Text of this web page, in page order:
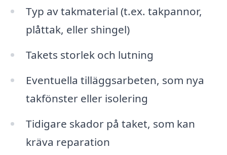
Typ av takmaterial (t.ex. takpannor,
plåttak, eller shingel)
Takets storlek och lutning
Eventuella tilläggsarbeten, som nya
takfönster eller isolering
Tidigare skador på taket, som kan
kräva reparation